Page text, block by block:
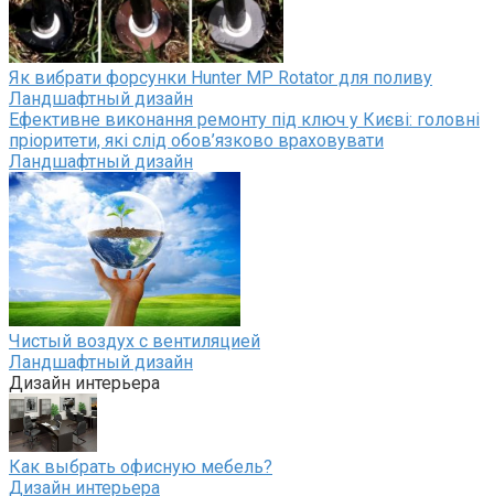
Як вибрати форсунки Hunter MP Rotator для поливу
Ландшафтный дизайн
Ефективне виконання ремонту під ключ у Києві: головні
пріоритети, які слід обов’язково враховувати
Ландшафтный дизайн
Чистый воздух с вентиляцией
Ландшафтный дизайн
Дизайн интерьера
Как выбрать офисную мебель?
Дизайн интерьера